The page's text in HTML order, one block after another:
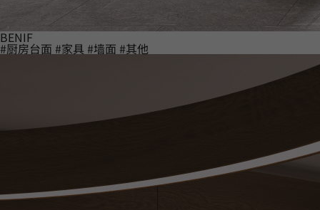
BENIF
#厨房台面 #家具 #墙面 #其他